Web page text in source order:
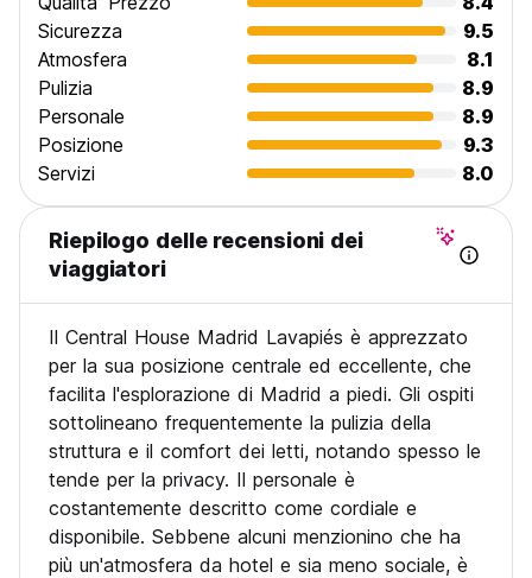
sono ammesse modifiche o cancellazioni. L importo totale
della prenotazione verra addebitato al momento della
conferma della stessa.
Quando si prenota per piu di 10 persone o piu di 5 notti, si
possono applicare condizioni speciali e supplementi.
I bambini e i minorenni possono alloggiare solo in camere
private ed accompagnati da un adulto.
Check-in: dalle 15.00 alle 00.00
Check-out: entro le 11.00
La proprieta potrebbe pre-autorizzare la tua carta di
credito per testarne la validita.
Tasse incluse
Colazione non inclusa
Generale:
Reception aperta 24 ore
Nessun coprifuoco
Sicurezza
9.5
Atmosfera
8.1
Pulizia
8.9
Personale
8.9
Posizione
9.3
Servizi
8.0
Riepilogo delle recensioni dei
viaggiatori
Il Central House Madrid Lavapiés è apprezzato
per la sua posizione centrale ed eccellente, che
facilita l'esplorazione di Madrid a piedi. Gli ospiti
sottolineano frequentemente la pulizia della
struttura e il comfort dei letti, notando spesso le
tende per la privacy. Il personale è
costantemente descritto come cordiale e
disponibile. Sebbene alcuni menzionino che ha
più un'atmosfera da hotel e sia meno sociale, è